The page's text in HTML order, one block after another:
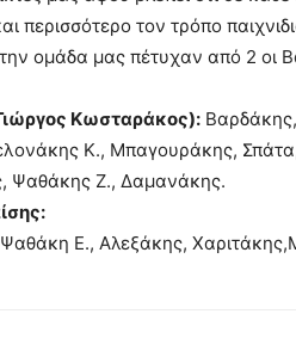
περισσότερο τον τρόπο
ομάδα μας πέτυχαν από 2 οι
Κωσταράκος): Βαρδάκης,
Κ., Μπαγουράκης,
Ψαθάκης Ζ., Δαμανάκης.
Ε., Αλεξάκης,